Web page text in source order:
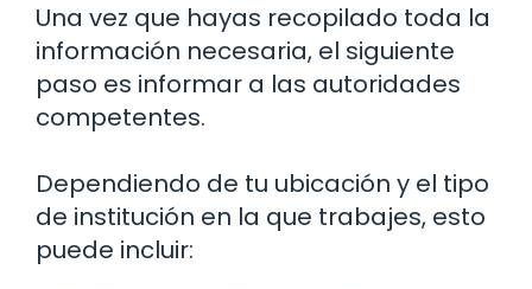
Una vez que hayas recopilado toda la
información necesaria, el siguiente
paso es informar a las autoridades
competentes.
Dependiendo de tu ubicación y el tipo
de institución en la que trabajes, esto
puede incluir: